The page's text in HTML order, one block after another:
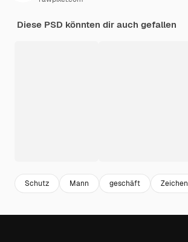
Diese PSD könnten dir auch gefallen
Schutz Mann geschäft Zeichen